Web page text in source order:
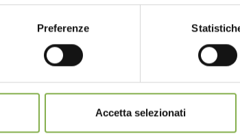
Preferenze
Accetta selezionati